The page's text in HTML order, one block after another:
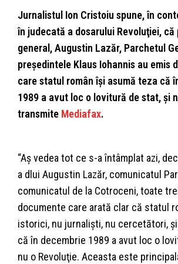
Jurnalistul Ion Cristoiu spune, în
în judecată a dosarului Revoluţiei, că
general, Augustin Lazăr, Parchetul
preşedintele Klaus Iohannis au emis
care statul român îşi asumă teza că
1989 a avut loc o lovitură de stat, şi
transmite Mediafax.
“Aş vedea tot ce s-a întâmplat azi,
a dlui Augustin Lazăr, comunicatul
comunicatul de la Cotroceni, toate
documente care arată clar că statul
istorici, nu jurnalişti, nu cercetători,
că în decembrie 1989 a avut loc o
nu o Revoluţie. Aceasta este